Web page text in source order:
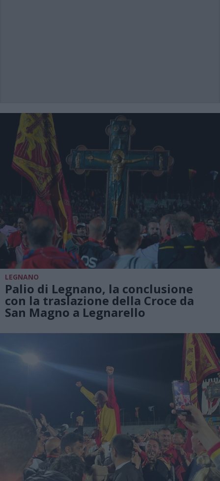
LEGNANO
Palio di Legnano, la conclusione
con la traslazione della Croce da
San Magno a Legnarello